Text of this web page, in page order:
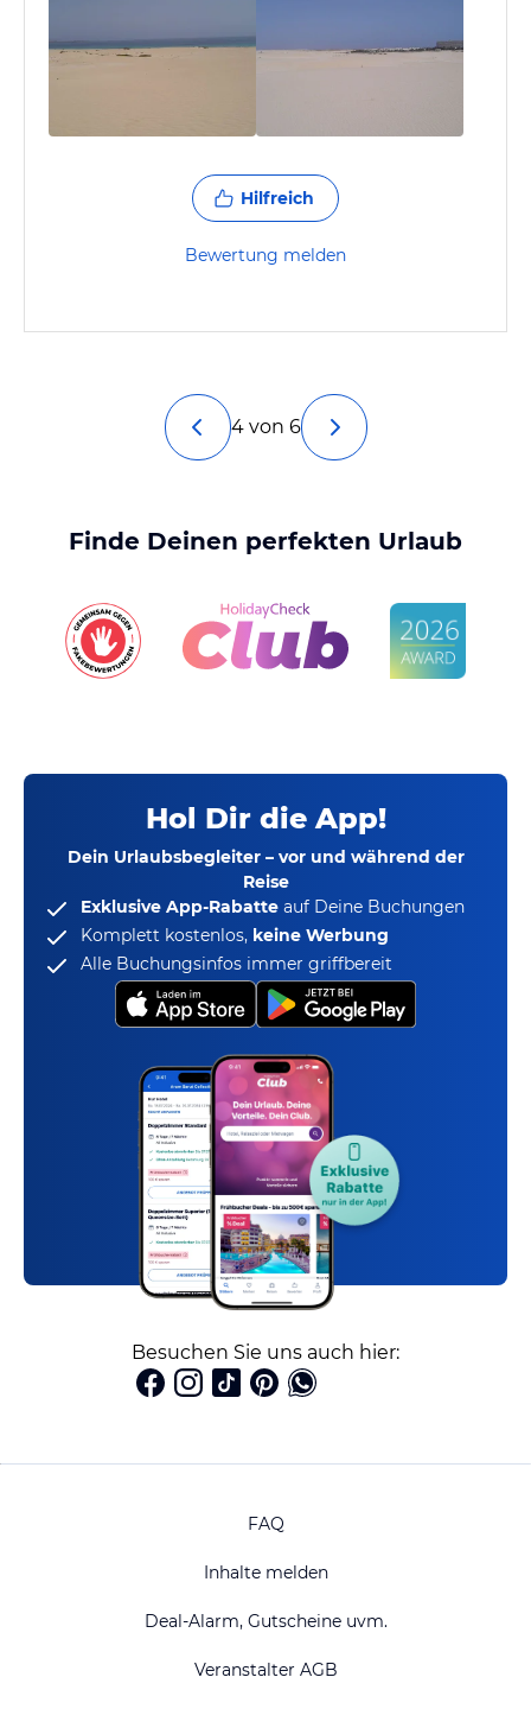
Hilfreich
Bewertung melden
4 von 6
Finde Deinen perfekten Urlaub
Hol Dir die App!
Dein Urlaubsbegleiter – vor und während der
Reise
Exklusive App-Rabatte auf Deine Buchungen
Komplett kostenlos, keine Werbung
Alle Buchungsinfos immer griffbereit
Besuchen Sie uns auch hier:
FAQ
Inhalte melden
Deal-Alarm, Gutscheine uvm.
Veranstalter AGB